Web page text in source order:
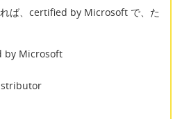
ば、certified by Microsoft で、た
Microsoft